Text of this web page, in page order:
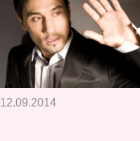
12.09.2014